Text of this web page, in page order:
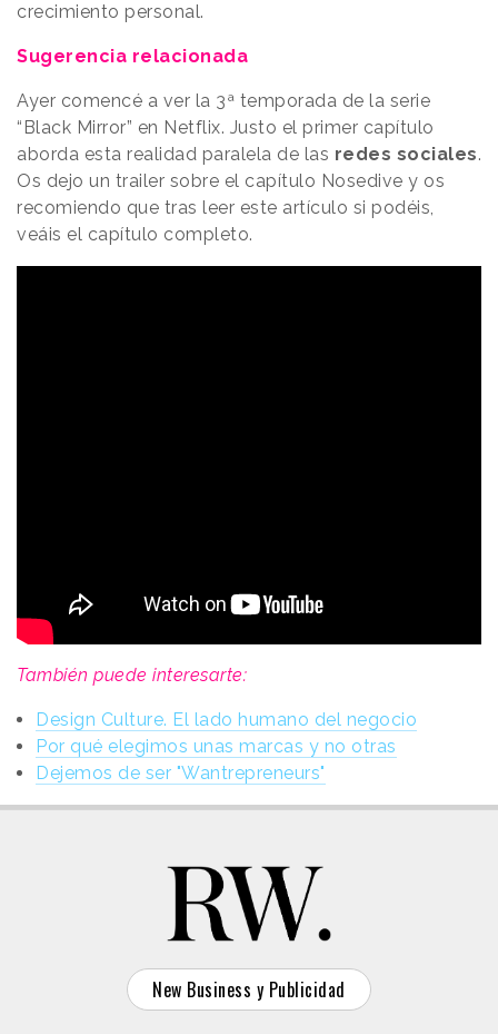
crecimiento personal.
Sugerencia relacionada
Ayer comencé a ver la 3ª temporada de la serie
“Black Mirror” en Netflix. Justo el primer capítulo
aborda esta realidad paralela de las redes sociales.
Os dejo un trailer sobre el capítulo Nosedive y os
recomiendo que tras leer este artículo si podéis,
veáis el capítulo completo.
También puede interesarte:
Design Culture. El lado humano del negocio
Por qué elegimos unas marcas y no otras
Dejemos de ser "Wantrepreneurs"
New Business y Publicidad